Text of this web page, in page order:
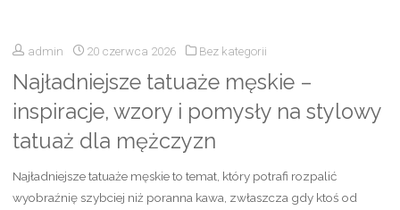
bluzą
–
jak
nosić,
admin 20 czerwca 2026 Bez kategorii
Najładniejsze tatuaże męskie –
inspiracje, wzory i pomysły na stylowy
tatuaż dla mężczyzn
Najładniejsze tatuaże męskie to temat, który potrafi rozpalić
wyobraźnię szybciej niż poranna kawa, zwłaszcza gdy ktoś od